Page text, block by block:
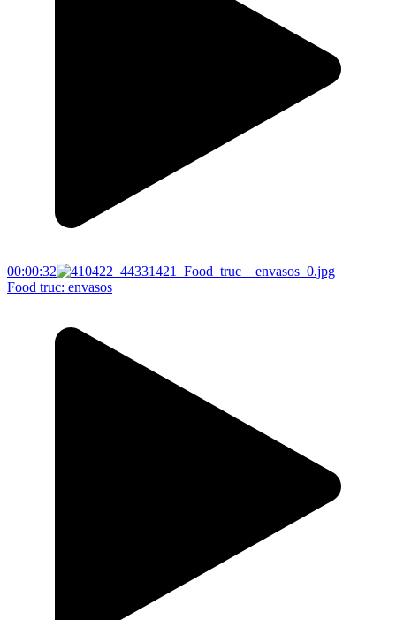
00:00:32
Food truc: envasos